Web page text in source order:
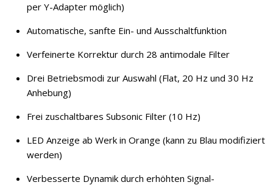
per Y-Adapter möglich)
Automatische, sanfte Ein- und Ausschaltfunktion
Verfeinerte Korrektur durch 28 antimodale Filter
Drei Betriebsmodi zur Auswahl (Flat, 20 Hz und 30 Hz
Anhebung)
Frei zuschaltbares Subsonic Filter (10 Hz)
LED Anzeige ab Werk in Orange (kann zu Blau modifiziert
werden)
Verbesserte Dynamik durch erhöhten Signal-